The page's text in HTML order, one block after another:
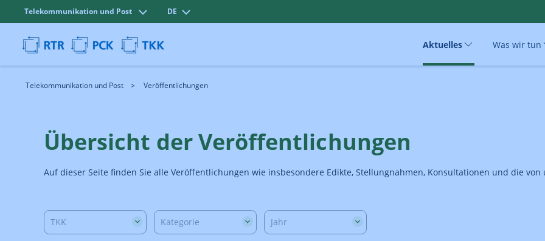
Telekommunikation und Post DE
Aktuelles Was wir tun
Telekommunikation und Post Veröffentlichungen
Übersicht der Veröffentlichungen
Auf dieser Seite finden Sie alle Veröffentlichungen wie insbesondere Edikte, Stellungnahmen, Konsultationen und die
TKK Kategorie Jahr